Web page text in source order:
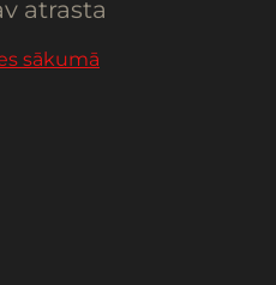
atrasta
sākumā